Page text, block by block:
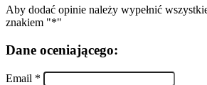
Aby dodać opinie należy wypełnić
znakiem "*"
Dane oceniającego:
Email *